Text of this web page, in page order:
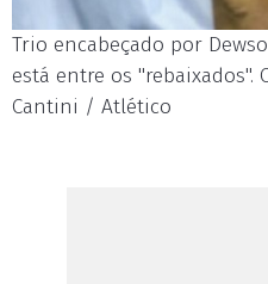
Trio encabeçado por
está entre os "rebaixados".
Cantini / Atlético